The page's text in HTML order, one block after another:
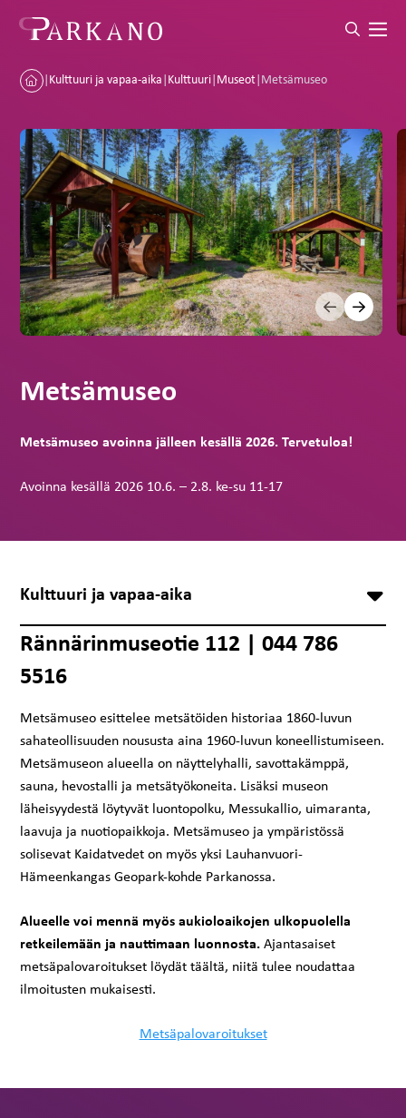
|Kulttuuri ja vapaa-aika|Kulttuuri|Museot|Metsämuseo
Metsämuseo
Metsämuseo avoinna jälleen kesällä 2026. Tervetuloa!
Avoinna kesällä 2026 10.6. – 2.8. ke-su 11-17
Kulttuuri ja vapaa-aika
Rännärinmuseotie 112 | 044 786
5516
Metsämuseo esittelee metsätöiden historiaa 1860-luvun
sahateollisuuden noususta aina 1960-luvun koneellistumiseen.
Metsämuseon alueella on näyttelyhalli, savottakämppä,
sauna, hevostalli ja metsätyökoneita. Lisäksi museon
läheisyydestä löytyvät luontopolku, Messukallio, uimaranta,
laavuja ja nuotiopaikkoja. Metsämuseo ja ympäristössä
solisevat Kaidatvedet on myös yksi Lauhanvuori-
Hämeenkangas Geopark-kohde Parkanossa.
Alueelle voi mennä myös aukioloaikojen ulkopuolella
retkeilemään ja nauttimaan luonnosta.Ajantasaiset
metsäpalovaroitukset löydät täältä, niitä tulee noudattaa
ilmoitusten mukaisesti.
Metsäpalovaroitukset